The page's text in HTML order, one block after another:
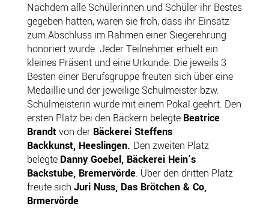
Nachdem alle Schülerinnen und Schüler ihr Bestes
gegeben hatten, waren sie froh, dass ihr Einsatz
zum Abschluss im Rahmen einer Siegerehrung
honoriert wurde. Jeder Teilnehmer erhielt ein
kleines Präsent und eine Urkunde. Die jeweils 3
Besten einer Berufsgruppe freuten sich über eine
Medaillie und der jeweilige Schulmeister bzw.
Schulmeisterin wurde mit einem Pokal geehrt. Den
ersten Platz bei den Bäckern belegte Beatrice
Brandtvon der Bäckerei Steffens
Backkunst, Heeslingen. Den zweiten Platz
belegte Danny Goebel, Bäckerei Hein’s
Backstube, Bremervörde. Über den dritten Platz
freute sich Juri Nuss, Das Brötchen & Co,
Brmervörde